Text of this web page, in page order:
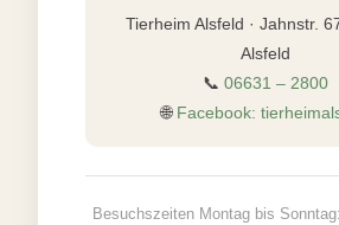
Tierheim Alsfeld · Jahnstr.
Alsfeld
📞 06631 – 2800
🌐 Facebook:
Besuchszeiten Montag bis